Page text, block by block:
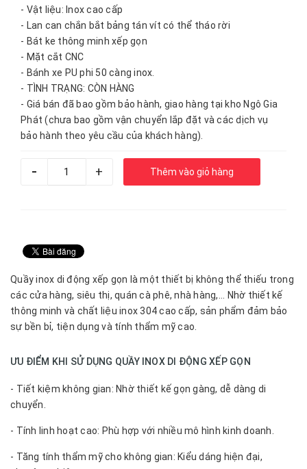
- Vật liệu: Inox cao cấp
- Lan can chắn bắt bảng tán vít có thể tháo rời
- Bát ke thông minh xếp gọn
- Mặt cắt CNC
- Bánh xe PU phi 50 càng inox.
- TÌNH TRẠNG: CÒN HÀNG
- Giá bán đã bao gồm bảo hành, giao hàng tại kho Ngô Gia
Phát (chưa bao gồm vận chuyển lắp đặt và các dịch vụ
bảo hành theo yêu cầu của khách hàng).
- + Thêm vào giỏ hàng
Quầy inox di động xếp gọn là một thiết bị không thể thiếu trong
các cửa hàng, siêu thị, quán cà phê, nhà hàng,... Nhờ thiết kế
thông minh và chất liệu inox 304 cao cấp, sản phẩm đảm bảo
sự bền bỉ, tiện dụng và tính thẩm mỹ cao.
ƯU ĐIỂM KHI SỬ DỤNG QUẦY INOX DI ĐỘNG XẾP GỌN
- Tiết kiệm không gian: Nhờ thiết kế gọn gàng, dễ dàng di
chuyển.
- Tính linh hoạt cao: Phù hợp với nhiều mô hình kinh doanh.
- Tăng tính thẩm mỹ cho không gian: Kiểu dáng hiện đại,